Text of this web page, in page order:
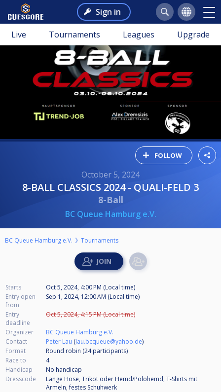
Sign in
Live Tournaments Leagues Upgrade
FOLLOW
October 5, 2024
8-BALL CLASSICS 2024 - QUALI-FELD 3
8-Ball
BC Queue Hamburg e.V.
BC Queue Hamburg e.V. Tournaments
Starts
Oct 5, 2024, 4:00 PM (Local time)
Entry open
from
Sep 1, 2024, 12:00 AM (Local time)
Entry
deadline
Oct 5, 2024, 4:15 PM (Local time)
Organizer
BC Queue Hamburg e.V.
Contact
Peter Lau (lau.bcqueue@yahoo.de)
Format
Round robin (24participants)
Race to
4
Handicap
No handicap
Dresscode
Lange Hose, Trikot oder Hemd/Polohemd, T-Shirts mit
Ärmeln, festes Schuhwerk